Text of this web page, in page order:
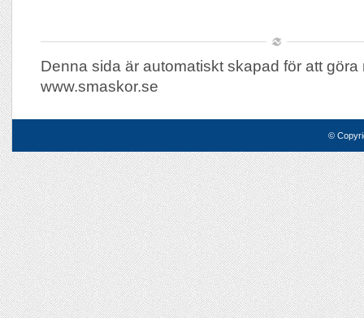
Denna sida är automatiskt skapad för att göra
www.smaskor.se
©